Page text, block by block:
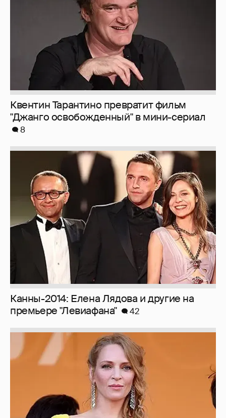
Квентин Тарантино превратит фильм
"Джанго освобожденный" в мини-сериал
8
Канны-2014: Елена Лядова и другие на
премьере "Левиафана"
42